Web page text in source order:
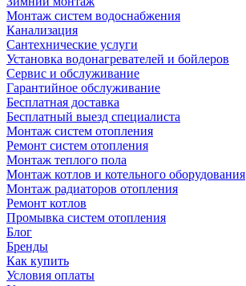
Монтаж систем водоснабжения
Канализация
Сантехнические услуги
Установка водонагревателей и бойлеров
Сервис и обслуживание
Гарантийное обслуживание
Бесплатная доставка
Бесплатный выезд специалиста
Монтаж систем отопления
Ремонт систем отопления
Монтаж теплого пола
Монтаж котлов и котельного оборудования
Монтаж радиаторов отопления
Ремонт котлов
Промывка систем отопления
Блог
Бренды
Как купить
Условия оплаты